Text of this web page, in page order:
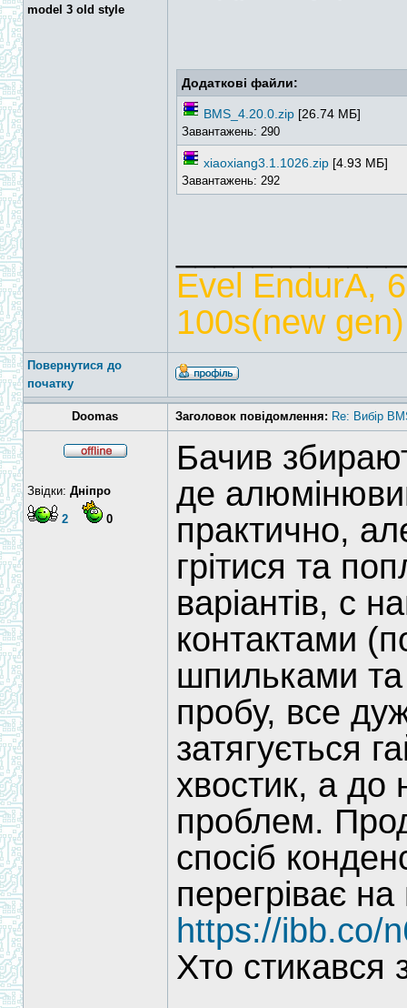
model 3 old style
Додаткові файли:
BMS_4.20.0.zip [26.74 МБ]
Завантажень: 290
xiaoxiang3.1.1026.zip [4.93 МБ]
Завантажень: 292
Evel EndurA,
100s(new
Повернутися до
початку
Doomas Заголовок повідомлення: Re: Вибір
Звідки: Дніпро
2 0
Бачив
де
практично,
грітися та
варіантів, с
контактами
шпильками та
пробу, все
затягується
хвостик, а до
проблем.
спосіб
перегріває на
https://ibb.co/
Хто